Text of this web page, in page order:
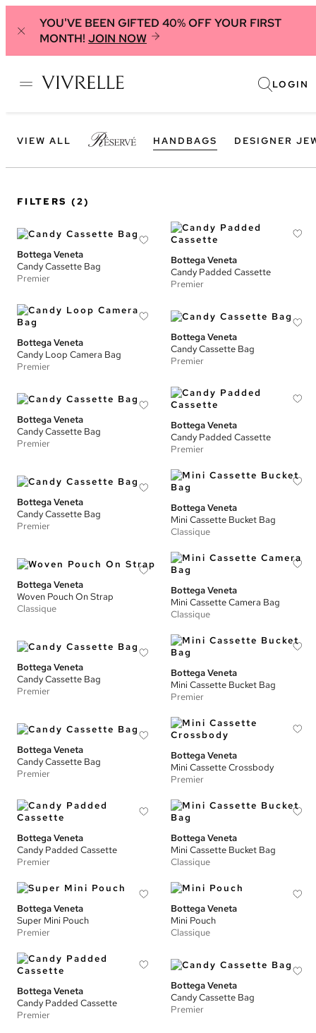
YOU'VE BEEN GIFTED 40% OFF YOUR FIRST
MONTH! JOIN NOW
LOGIN
VIEW ALL HANDBAGS DESIGNER
FILTERS (2)
Bottega Veneta
Candy Cassette Bag
Premier
Bottega Veneta
Candy Padded Cassette
Premier
Bottega Veneta
Candy Loop Camera Bag
Premier
Bottega Veneta
Candy Cassette Bag
Premier
Bottega Veneta
Candy Cassette Bag
Premier
Bottega Veneta
Candy Padded Cassette
Premier
Bottega Veneta
Candy Cassette Bag
Premier
Bottega Veneta
Mini Cassette Bucket Bag
Classique
Bottega Veneta
Woven Pouch On Strap
Classique
Bottega Veneta
Mini Cassette Camera Bag
Classique
Bottega Veneta
Candy Cassette Bag
Premier
Bottega Veneta
Mini Cassette Bucket Bag
Premier
Bottega Veneta
Candy Cassette Bag
Premier
Bottega Veneta
Mini Cassette Crossbody
Premier
Bottega Veneta
Candy Padded Cassette
Premier
Bottega Veneta
Mini Cassette Bucket Bag
Classique
Bottega Veneta
Super Mini Pouch
Premier
Bottega Veneta
Mini Pouch
Classique
Bottega Veneta
Candy Padded Cassette
Premier
Bottega Veneta
Candy Cassette Bag
Premier